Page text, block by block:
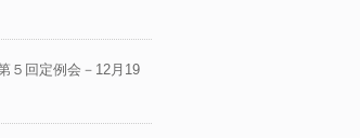
５回定例会－12月19